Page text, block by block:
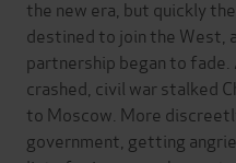
the new era, but quickly
destined to join the West,
partnership began to
crashed, civil war stalked
to Moscow. More
government, getting